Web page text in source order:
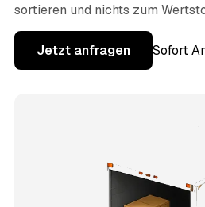
sortieren und nichts zum
Jetzt anfragen Sofort